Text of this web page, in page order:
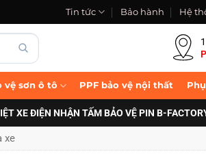
Tin tức Bảo hành Hệ
vệ sơn ô tô PPF bảo vệ nội thất
NHẬN TẤM BẢO VỆ PIN B-FACTORY
xe